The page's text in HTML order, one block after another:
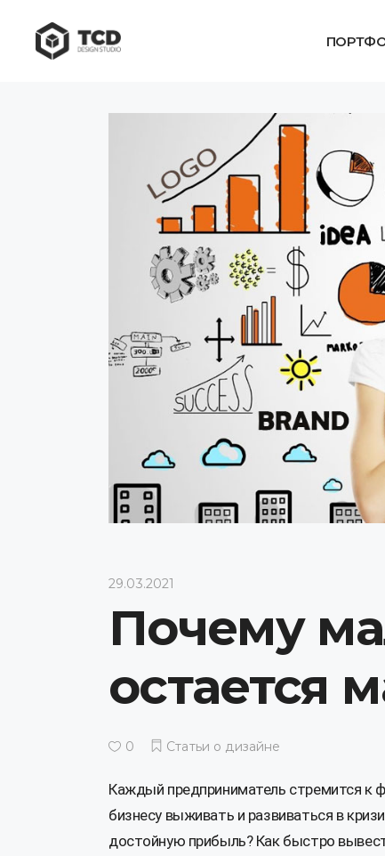
29.03.2021
Почему
остается
0 Статьи о дизайне
Каждый предприниматель стремится к
бизнесу выживать и развиваться в
достойную прибыль? Как быстро